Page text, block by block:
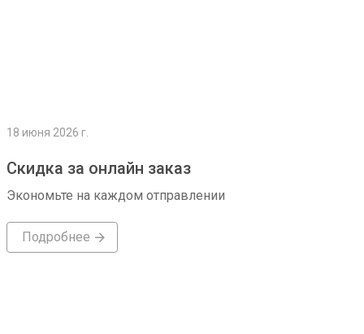
18 июня 2026 г.
Скидка за онлайн заказ
Экономьте на каждом отправлении
Подробнее